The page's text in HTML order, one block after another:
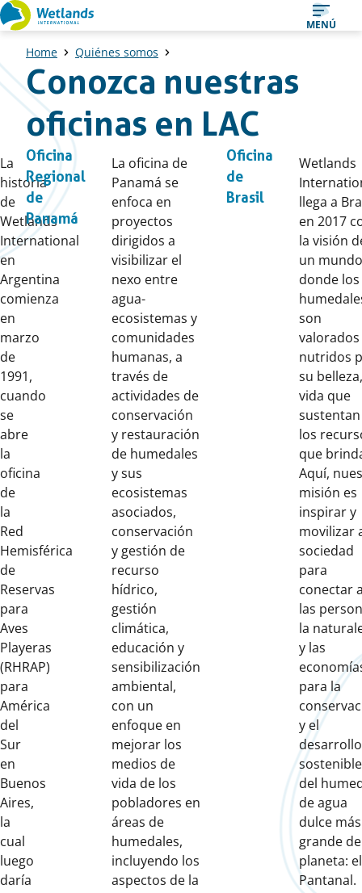
Ir
al
contenido
MENÚ
Home Quiénes somos
Conozca nuestras
oficinas en LAC
La
historia
de
Wetlands
International
en
Argentina
comienza
en
marzo
de
1991,
cuando
se
abre
la
oficina
de
la
Red
Hemisférica
de
Reservas
para
Aves
Playeras
(RHRAP)
para
América
del
Sur
en
Buenos
Aires,
la
cual
luego
daría
Oficina
Regional
de
Panamá
La oficina de
Panamá se
enfoca en
proyectos
dirigidos a
visibilizar el
nexo entre
agua-
ecosistemas y
comunidades
humanas, a
través de
actividades de
conservación
y restauración
de humedales
y sus
ecosistemas
asociados,
conservación
y gestión de
recurso
hídrico,
gestión
climática,
educación y
sensibilización
ambiental,
con un
enfoque en
mejorar los
medios de
vida de los
pobladores en
áreas de
humedales,
incluyendo los
aspectos de la
Oficina
de
Brasil
Wetlands
llega a
en 2017
la visión
un mundo
donde los
son
valorados
nutridos
su
vida que
los
que
Aquí,
misión es
inspirar y
movilizar
sociedad
para
conectar
las
la
y las
para la
y el
desarrollo
sostenible
del
de agua
dulce más
grande
planeta: el
Pantanal.